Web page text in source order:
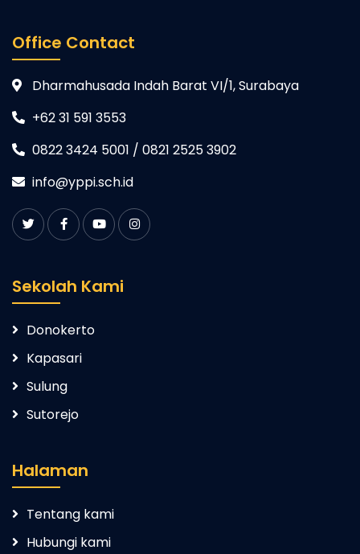
Office Contact
Dharmahusada Indah Barat VI/1, Surabaya
+62 31 591 3553
0822 3424 5001 / 0821 2525 3902
info@yppi.sch.id
Sekolah Kami
Donokerto
Kapasari
Sulung
Sutorejo
Halaman
Tentang kami
Hubungi kami